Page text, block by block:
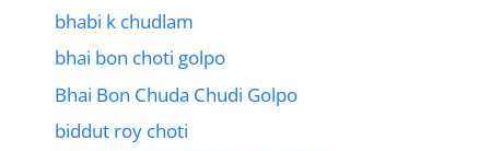
bhabi k chudlam
bhai bon choti golpo
Bhai Bon Chuda Chudi Golpo
biddut roy choti